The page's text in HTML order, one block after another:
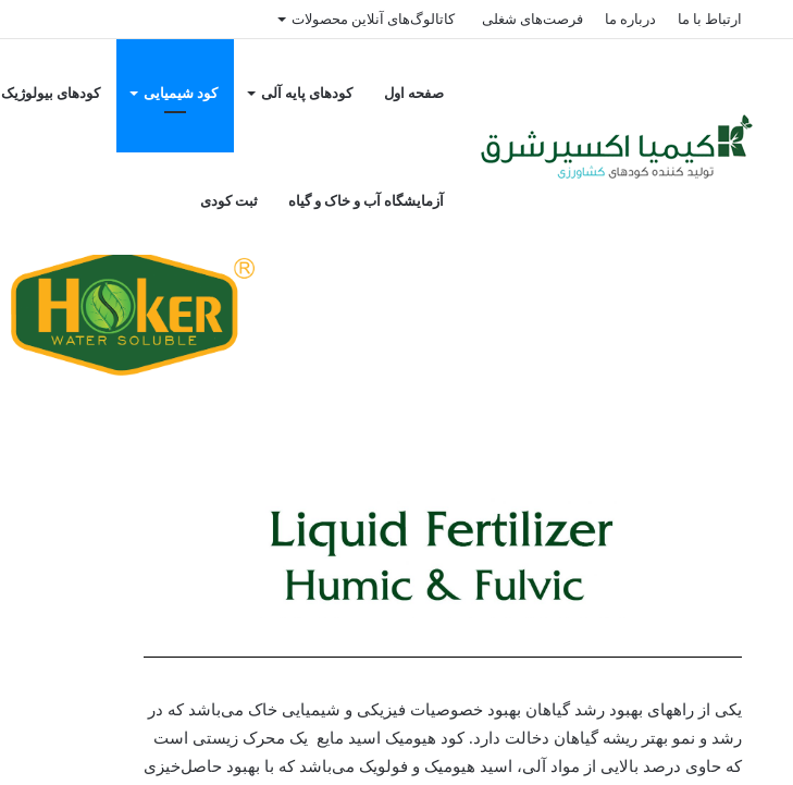
ارتباط با ما درباره ما فرصت‌های شغلی کاتالوگ‌های آنلاین محصولات
صفحه اول کودهای پایه آلی کود شیمیایی کودهای بیولوژیک
آزمایشگاه آب و خاک و گیاه ثبت کودیکود مایع هیومیک اسید ۲۰ لیتری هوکر، شرکت کیمیا اکسیر شرق
یکی از راههای بهبود رشد گیاهان بهبود خصوصیات فیزیکی و شیمیایی خاک می‌باشد که در
رشد و نمو بهتر ریشه گیاهان دخالت دارد. کود هیومیک اسید مایع یک محرک زیستی است
که حاوی درصد بالایی از مواد آلی، اسید هیومیک و فولویک می‌باشد که با بهبود حاصل‌خیزی